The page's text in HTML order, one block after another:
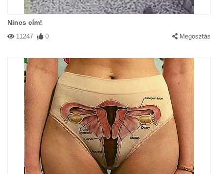
Nincs cím!
11247 0 Megosztás